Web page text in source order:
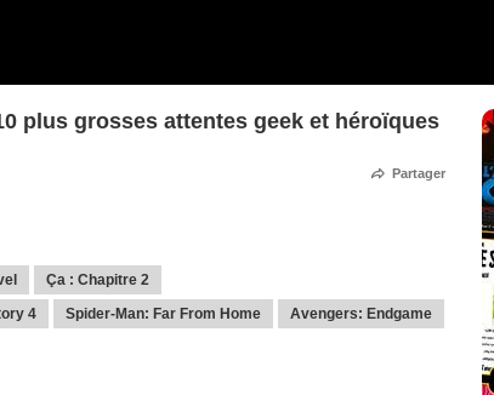
plus grosses attentes geek et héroïques
Partager
Ça : Chapitre 2
4 Spider-Man: Far From Home Avengers: Endgame